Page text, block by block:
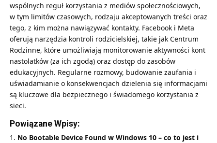
wspólnych reguł korzystania z mediów społecznościowych,
w tym limitów czasowych, rodzaju akceptowanych treści oraz
tego, z kim można nawiązywać kontakty. Facebook i Meta
oferują narzędzia kontroli rodzicielskiej, takie jak Centrum
Rodzinne, które umożliwiają monitorowanie aktywności kont
nastolatków (za ich zgodą) oraz dostęp do zasobów
edukacyjnych. Regularne rozmowy, budowanie zaufania i
uświadamianie o konsekwencjach dzielenia się informacjami
są kluczowe dla bezpiecznego i świadomego korzystania z
sieci.
Powiązane Wpisy:
No Bootable Device Found w Windows 10 – co to jest i